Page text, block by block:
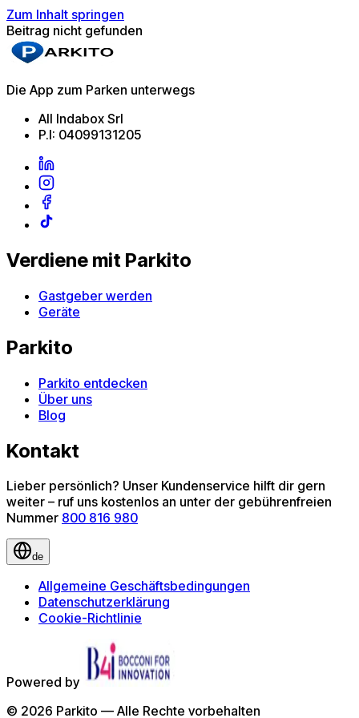
Zum Inhalt springen
Beitrag nicht gefunden
Die App zum Parken unterwegs
All Indabox Srl
P.I: 04099131205
Verdiene mit Parkito
Gastgeber werden
Geräte
Parkito
Parkito entdecken
Über uns
Blog
Kontakt
Lieber persönlich? Unser Kundenservice hilft dir gern
weiter – ruf uns kostenlos an unter der gebührenfreien
Nummer 800 816 980
de
Allgemeine Geschäftsbedingungen
Datenschutzerklärung
Cookie-Richtlinie
Powered by
© 2026 Parkito — Alle Rechte vorbehalten